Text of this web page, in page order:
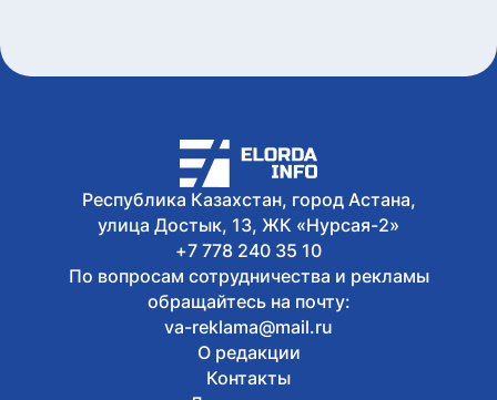
10 суток в Астане
Сегодня, 12:00
Избирателям Астаны рекомендуют
заранее проверить данные перед
голосованием
Республика Казахстан, город Астана,
улица Достык, 13, ЖК «Нурсая-2»
+7 778 240 35 10
По вопросам сотрудничества и рекламы
обращайтесь на почту:
va-reklama@mail.ru
О редакции
Контакты